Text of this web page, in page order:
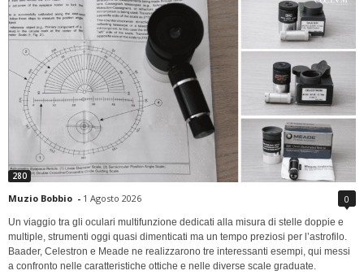
280
Muzio Bobbio - 1 Agosto 2026 0
Un viaggio tra gli oculari multifunzione dedicati alla misura di stelle doppie e
multiple, strumenti oggi quasi dimenticati ma un tempo preziosi per l’astrofilo.
Baader, Celestron e Meade ne realizzarono tre interessanti esempi, qui messi
a confronto nelle caratteristiche ottiche e nelle diverse scale graduate.